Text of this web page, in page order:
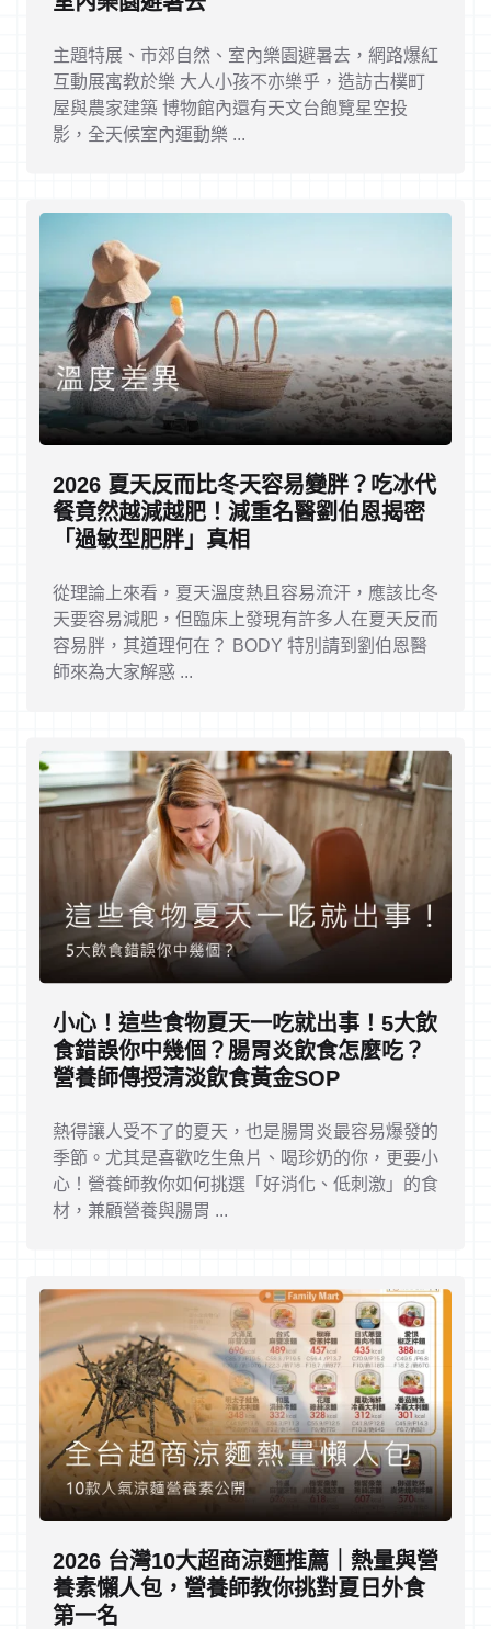
主題特展、市郊自然、室內樂園避暑去，網路爆紅
互動展寓教於樂 大人小孩不亦樂乎，造訪古樸町
屋與農家建築 博物館內還有天文台飽覽星空投
影，全天候室內運動樂 ...
2026 夏天反而比冬天容易變胖？吃冰代
餐竟然越減越肥！減重名醫劉伯恩揭密
「過敏型肥胖」真相
從理論上來看，夏天溫度熱且容易流汗，應該比冬
天要容易減肥，但臨床上發現有許多人在夏天反而
容易胖，其道理何在？ BODY 特別請到劉伯恩醫
師來為大家解惑 ...
小心！這些食物夏天一吃就出事！5大飲
食錯誤你中幾個？腸胃炎飲食怎麼吃？
營養師傳授清淡飲食黃金SOP
熱得讓人受不了的夏天，也是腸胃炎最容易爆發的
季節。尤其是喜歡吃生魚片、喝珍奶的你，更要小
心！營養師教你如何挑選「好消化、低刺激」的食
材，兼顧營養與腸胃 ...
2026 台灣10大超商涼麵推薦｜熱量與營
養素懶人包，營養師教你挑對夏日外食
第一名